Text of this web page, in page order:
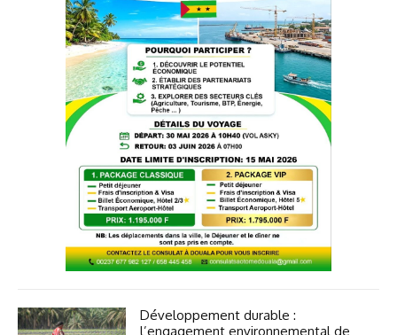
Développement durable :
l’engagement environnemental de